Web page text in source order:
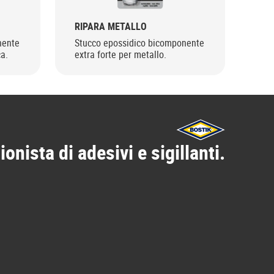
RIPARA METALLO
Stucco epossidico bicomponente
extra forte per metallo.
di adesivi e sigillanti.